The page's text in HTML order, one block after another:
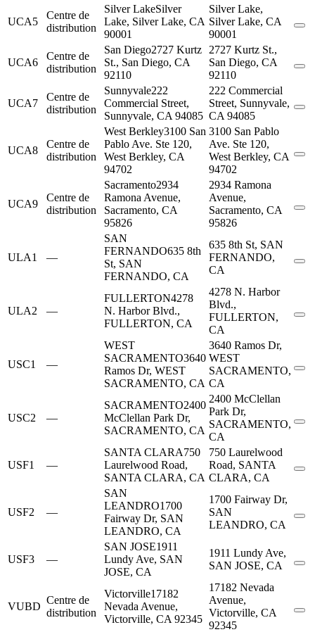
UCA5
Centre de
distribution
Silver LakeSilver
Lake, Silver Lake, CA
90001
Silver Lake,
Silver Lake, CA
90001
UCA6
Centre de
distribution
San Diego2727 Kurtz
St., San Diego, CA
92110
2727 Kurtz St.,
San Diego, CA
92110
UCA7
Centre de
distribution
Sunnyvale222
Commercial Street,
Sunnyvale, CA 94085
222 Commercial
Street, Sunnyvale,
CA 94085
UCA8
Centre de
distribution
West Berkley3100 San
Pablo Ave. Ste 120,
West Berkley, CA
94702
3100 San Pablo
Ave. Ste 120,
West Berkley, CA
94702
UCA9
Centre de
distribution
Sacramento2934
Ramona Avenue,
Sacramento, CA
95826
2934 Ramona
Avenue,
Sacramento, CA
95826
ULA1 —
SAN
FERNANDO635 8th
St, SAN
FERNANDO, CA
635 8th St, SAN
FERNANDO,
CA
ULA2 —
FULLERTON4278
N. Harbor Blvd.,
FULLERTON, CA
4278 N. Harbor
Blvd.,
FULLERTON,
CA
USC1 —
WEST
SACRAMENTO3640
Ramos Dr, WEST
SACRAMENTO, CA
3640 Ramos Dr,
WEST
SACRAMENTO,
CA
USC2 —
SACRAMENTO2400
McClellan Park Dr,
SACRAMENTO, CA
2400 McClellan
Park Dr,
SACRAMENTO,
CA
USF1 —
SANTA CLARA750
Laurelwood Road,
SANTA CLARA, CA
750 Laurelwood
Road, SANTA
CLARA, CA
USF2 —
SAN
LEANDRO1700
Fairway Dr, SAN
LEANDRO, CA
1700 Fairway Dr,
SAN
LEANDRO, CA
USF3 —
SAN JOSE1911
Lundy Ave, SAN
JOSE, CA
1911 Lundy Ave,
SAN JOSE, CA
VUBD
Centre de
distribution
Victorville17182
Nevada Avenue,
Victorville, CA 92345
17182 Nevada
Avenue,
Victorville, CA
92345